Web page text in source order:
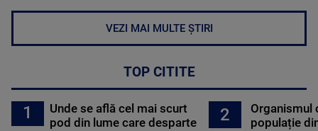
VEZI MAI MULTE ȘTIRI
TOP CITITE
1
Unde se află cel mai scurt
pod din lume care desparte
2
Organismul
populație